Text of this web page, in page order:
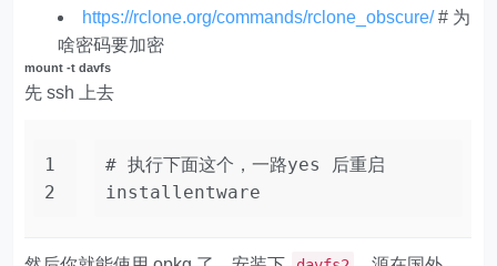
https://rclone.org/commands/rclone_obscure/ # 为
啥密码要加密
mount -t davfs
先 ssh 上去
1
2
# 执行下面这个，一路yes 后重启
installentware